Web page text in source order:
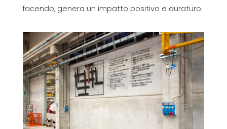
facendo, genera un impatto positivo e duraturo.